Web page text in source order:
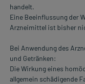
handelt.
Eine Beeinflussung der
Arzneimittel ist bisher
Bei Anwendung des
und Getränken:
Die Wirkung eines
allgemein schädigende